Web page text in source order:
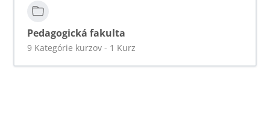
Pedagogická fakulta
9 Kategórie kurzov - 1 Kurz